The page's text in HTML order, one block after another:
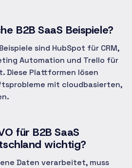
B2B SaaS Beispiele?
sind HubSpot für CRM,
Automation und Trello für
Diese Plattformen lösen
mit cloudbasierten,
für B2B SaaS
wichtig?
Daten verarbeitet, muss